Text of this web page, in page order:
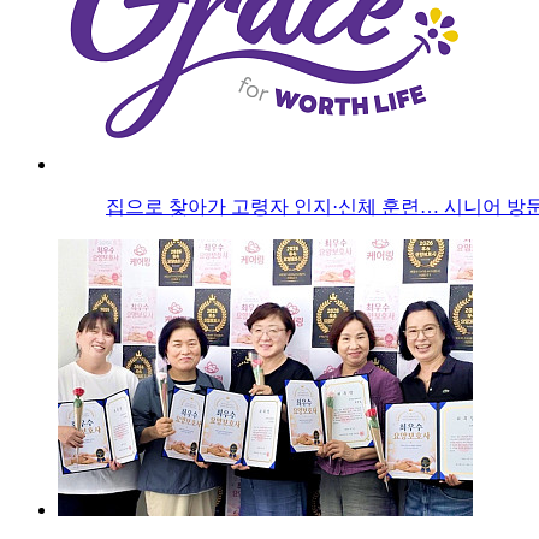
집으로 찾아가 고령자 인지·신체 훈련… 시니어 방